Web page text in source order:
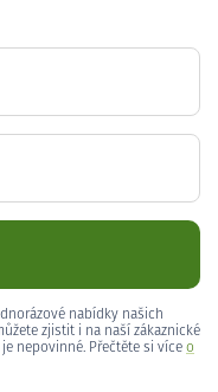
nabídky našich
zjistit i na naší zákaznické
nepovinné. Přečtěte si více o